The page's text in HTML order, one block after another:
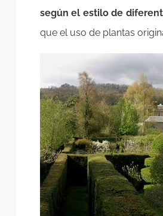
según el estilo de
que el uso de plantas